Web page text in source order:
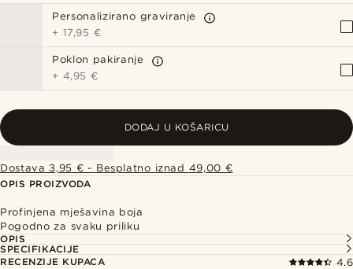
Personalizirano graviranje
+ 17,95 €
Poklon pakiranje
+ 4,95 €
DODAJ U KOŠARICU
Dostava 3,95 € - Besplatno iznad 49,00 €
OPIS PROIZVODA
Profinjena mješavina boja
Pogodno za svaku priliku
OPIS
SPECIFIKACIJE
RECENZIJE KUPACA
4.6